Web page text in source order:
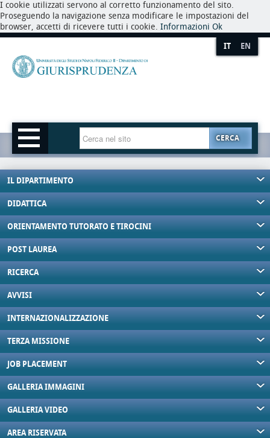
I cookie utilizzati servono al corretto funzionamento del sito.
Proseguendo la navigazione senza modificare le impostazioni del
browser, accetti di ricevere tutti i cookie. Informazioni Ok
IT EN
CERCA
IL DIPARTIMENTO
DIDATTICA
ORIENTAMENTO TUTORATO E TIROCINI
POST LAUREA
RICERCA
AVVISI
INTERNAZIONALIZZAZIONE
TERZA MISSIONE
JOB PLACEMENT
GALLERIA IMMAGINI
GALLERIA VIDEO
AREA RISERVATA